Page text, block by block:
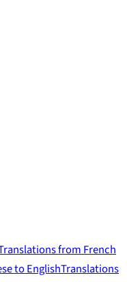
from French
to EnglishTranslations